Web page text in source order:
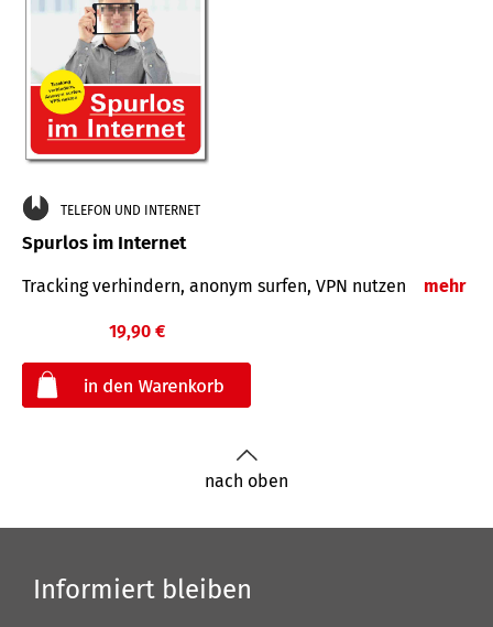
TELEFON UND INTERNET
Spurlos im Internet
Tracking verhindern, anonym surfen, VPN nutzen mehr
19,90 €
nach oben
Informiert bleiben